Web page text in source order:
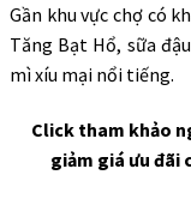
Gần khu vực chợ có
Tăng Bạt Hổ, sữa
mì xíu mại nổi tiếng.
Click tham khảo
giảm giá ưu đãi